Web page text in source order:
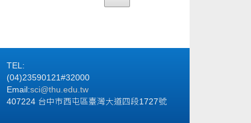
TEL:
(04)23590121#32000
Email:sci@thu.edu.tw
407224 台中市西屯區臺灣大道四段1727號